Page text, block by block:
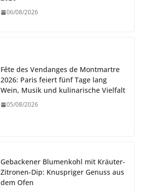
06/08/2026
Fête des Vendanges de Montmartre
2026: Paris feiert fünf Tage lang
Wein, Musik und kulinarische Vielfalt
05/08/2026
Gebackener Blumenkohl mit Kräuter-
Zitronen-Dip: Knuspriger Genuss aus
dem Ofen